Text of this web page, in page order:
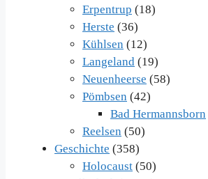
Erpentrup (18)
Herste (36)
Kühlsen (12)
Langeland (19)
Neuenheerse (58)
Pömbsen (42)
Bad Hermannsborn
Reelsen (50)
Geschichte (358)
Holocaust (50)